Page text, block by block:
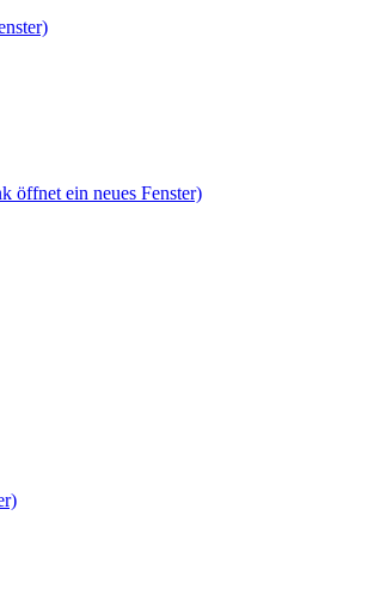
öffnet ein neues Fenster)